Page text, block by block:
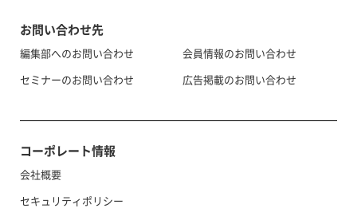
お問い合わせ先
編集部へのお問い合わせ
セミナーのお問い合わせ
会員情報のお問い合わせ
広告掲載のお問い合わせ
コーポレート情報
会社概要
セキュリティポリシー